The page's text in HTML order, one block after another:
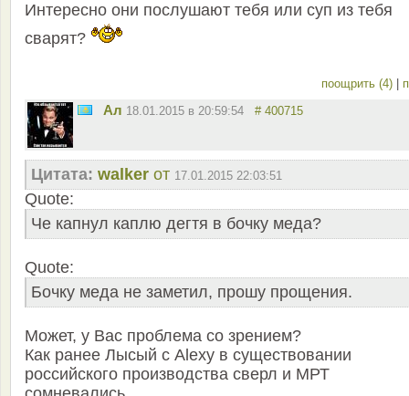
Интересно они послушают тебя или суп из тебя
сварят?
поощрить (4)
Ал 18.01.2015 в 20:59:54 # 400715
Цитата: walker от 17.01.2015 22:03:51
Quote:
Че капнул каплю дегтя в бочку меда?
Quote:
Бочку меда не заметил, прошу прощения.
Может, у Вас проблема со зрением?
Как ранее Лысый с Alexy в существовании
российского производства сверл и МРТ